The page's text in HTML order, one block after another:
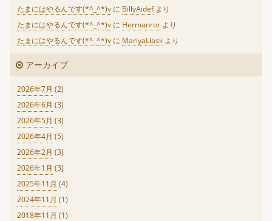
たまにはやるんです(*^_^*)v に BillyAidefより
たまにはやるんです(*^_^*)v に Hermanror より
たまにはやるんです(*^_^*)v に MariyaLiask より
アーカイブ
2026年7月 (2)
2026年6月 (3)
2026年5月 (3)
2026年4月 (5)
2026年2月 (3)
2026年1月 (3)
2025年11月 (4)
2024年11月 (1)
2018年11月 (1)